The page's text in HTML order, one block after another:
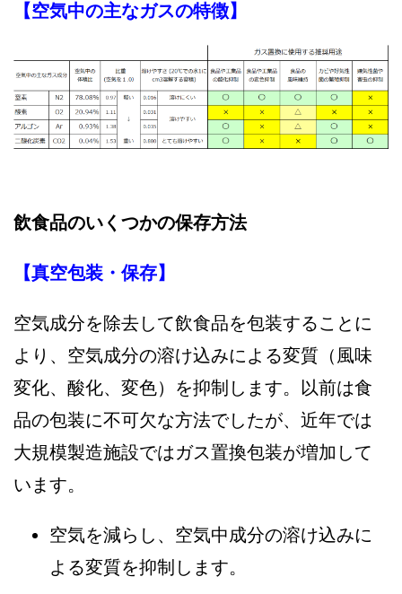
【空気中の主なガスの特徴】
飲食品のいくつかの保存方法
【真空包装・保存】
空気成分を除去して飲食品を包装することに
より、空気成分の溶け込みによる変質（風味
変化、酸化、変色）を抑制します。以前は食
品の包装に不可欠な方法でしたが、近年では
大規模製造施設ではガス置換包装が増加して
います。
空気を減らし、空気中成分の溶け込みに
よる変質を抑制します。